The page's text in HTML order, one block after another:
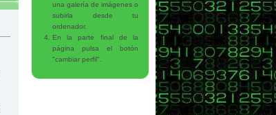
una galería de imágenes o
subirla desde tu
ordenador.
En la parte final de la
página pulsa el botón
"cambiar perfil".